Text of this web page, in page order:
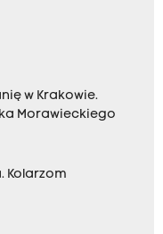
w Krakowie.
Morawieckiego
Kolarzom